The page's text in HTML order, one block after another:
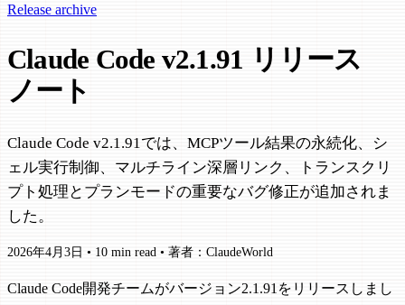
Release archive
Claude Code v2.1.91 リリース
ノート
Claude Code v2.1.91では、MCPツール結果の永続化、シ
ェル実行制御、マルチライン深層リンク、トランスクリ
プト処理とプランモードの重要なバグ修正が追加されま
した。
2026年4月3日 • 10 min read • 著者：ClaudeWorld
Claude Code開発チームがバージョン2.1.91をリリースしまし